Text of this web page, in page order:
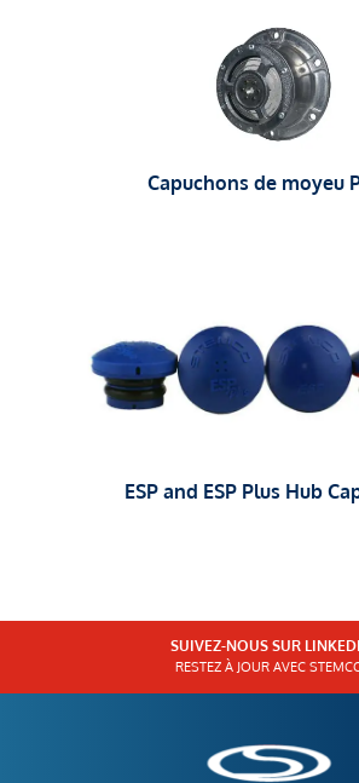
Capuchons de moyeu
ESP and ESP Plus Hub
SUIVEZ-NOUS SUR
RESTEZ À JOUR AVEC